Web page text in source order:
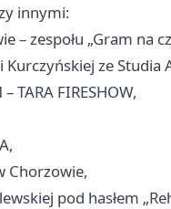
innymi:
– zespołu „Gram na
ze Studia
FIRESHOW,
Chorzowie,
pod hasłem